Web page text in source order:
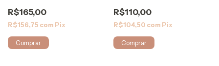
R$165,00
R$156,75 com Pix
Comprar
R$110,00
R$104,50 com Pix
Comprar